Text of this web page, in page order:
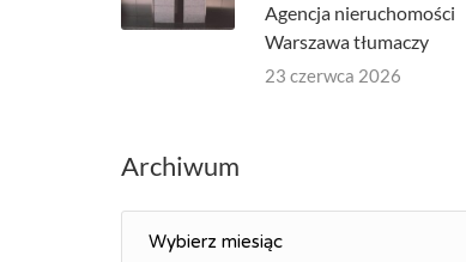
Agencja nieruchomości
Warszawa tłumaczy
23 czerwca 2026
Archiwum